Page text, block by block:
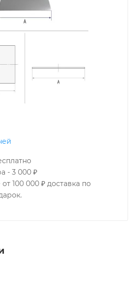
- 3 000 ₽
100 000 ₽ доставка по